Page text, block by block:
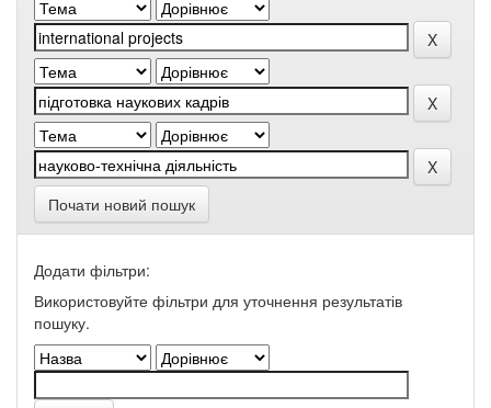
Почати новий пошук
Додати фільтри:
Використовуйте фільтри для уточнення результатів
пошуку.